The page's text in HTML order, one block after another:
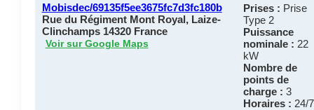
Mobisdec/69135f5ee3675fc7d3fc180b
Rue du Régiment Mont Royal, Laize-
Clinchamps 14320 France
Voir sur Google Maps
Prises : Prise
Type 2
Puissance
nominale : 22
kW
Nombre de
points de
charge : 3
Horaires : 24/7